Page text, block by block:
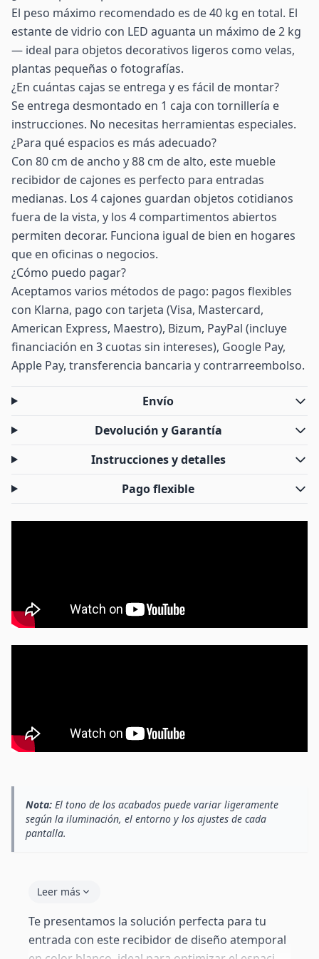
El peso máximo recomendado es de 40 kg en total. El
estante de vidrio con LED aguanta un máximo de 2 kg
— ideal para objetos decorativos ligeros como velas,
plantas pequeñas o fotografías.
¿En cuántas cajas se entrega y es fácil de montar?
Se entrega desmontado en 1 caja con tornillería e
instrucciones. No necesitas herramientas especiales.
¿Para qué espacios es más adecuado?
Con 80 cm de ancho y 88 cm de alto, este mueble
recibidor de cajones es perfecto para entradas
medianas. Los 4 cajones guardan objetos cotidianos
fuera de la vista, y los 4 compartimentos abiertos
permiten decorar. Funciona igual de bien en hogares
que en oficinas o negocios.
¿Cómo puedo pagar?
Aceptamos varios métodos de pago: pagos flexibles
con Klarna, pago con tarjeta (Visa, Mastercard,
American Express, Maestro), Bizum, PayPal (incluye
financiación en 3 cuotas sin intereses), Google Pay,
Apple Pay, transferencia bancaria y contrarreembolso.
Envío
Devolución y Garantía
Instrucciones y detalles
Pago flexible
Nota: El tono de los acabados puede variar ligeramente
según la iluminación, el entorno y los ajustes de cada
pantalla.
Leer más
Te presentamos la solución perfecta para tu
entrada con este recibidor de diseño atemporal